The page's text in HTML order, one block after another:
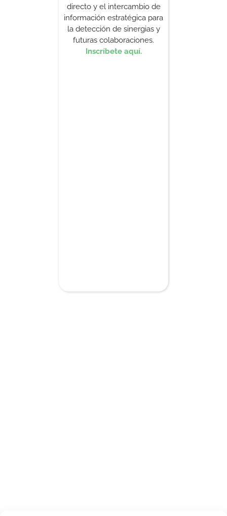
directo y el intercambio de
información estratégica para
la detección de sinergias y
futuras colaboraciones.
Inscríbete aquí.